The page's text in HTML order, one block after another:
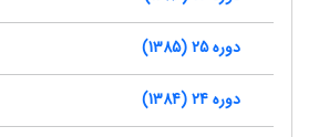
دوره 25 (1385)
دوره 24 (1384)